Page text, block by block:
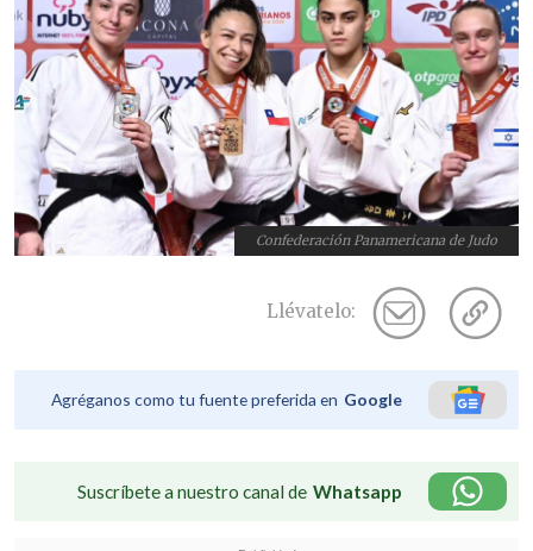
Confederación Panamericana de Judo
Llévatelo:
Agréganos como tu fuente preferida en Google
Suscríbete a nuestro canal de Whatsapp